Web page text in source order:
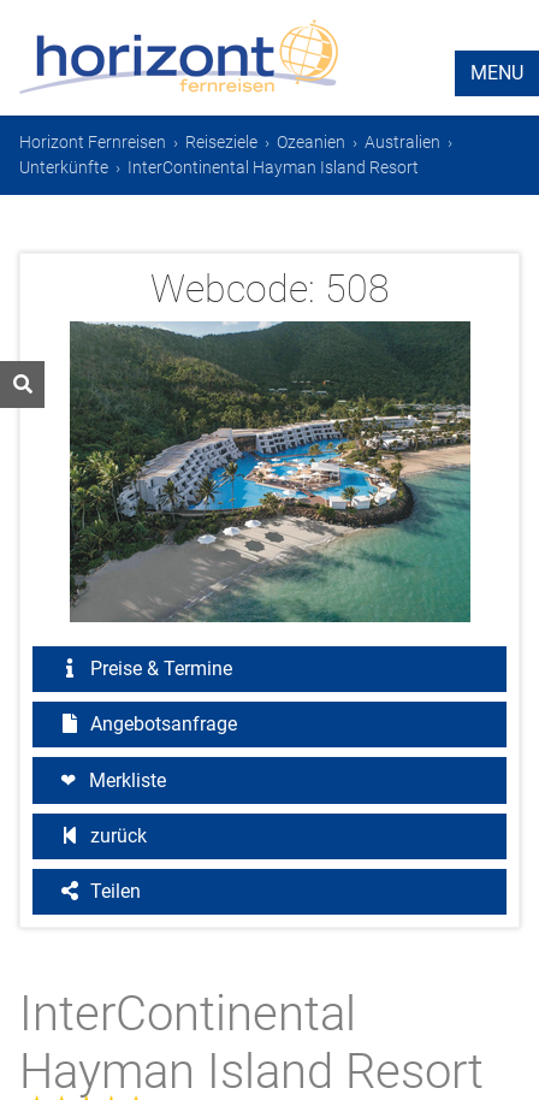
MENU
Horizont Fernreisen › Reiseziele › Ozeanien › Australien ›
Unterkünfte › InterContinental Hayman Island Resort
Webcode: 508
Preise & Termine
Angebotsanfrage
Merkliste
zurück
Teilen
InterContinental
Hayman Island Resort